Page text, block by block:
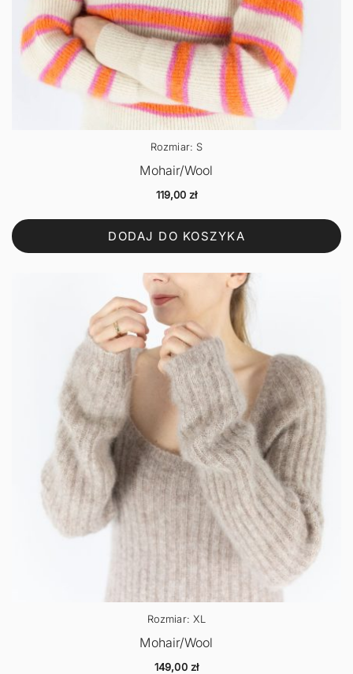
Rozmiar: S
Mohair/Wool
119,00 zł
DODAJ DO KOSZYKA
Rozmiar: XL
Mohair/Wool
149,00 zł